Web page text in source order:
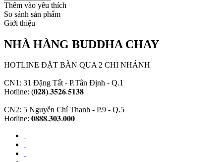
Thêm vào yêu thích
So sánh sản phẩm
Giới thiệu
NHÀ HÀNG BUDDHA CHAY
HOTLINE ĐẶT BÀN QUA 2 CHI NHÁNH
CN1: 31 Đặng Tất - P.Tân Định - Q.1
Hotline: (𝟎𝟐𝟖).𝟑𝟓𝟐𝟔.𝟓𝟏𝟑𝟖
CN2: 5 Nguyễn Chí Thanh - P.9 - Q.5
Hotline: 𝟎𝟖𝟖𝟖.𝟑𝟎𝟑.𝟎𝟎𝟎